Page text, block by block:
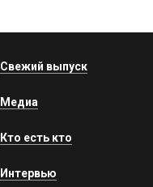
Свежий выпуск
Медиа
Кто есть кто
Интервью